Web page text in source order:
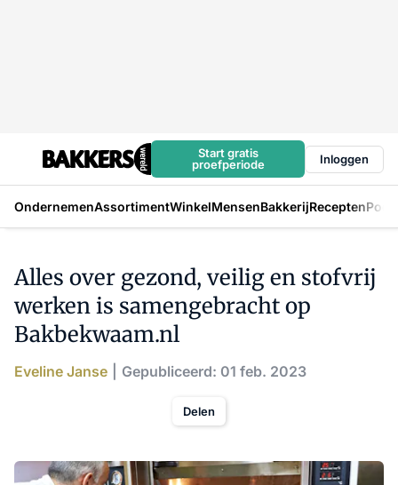
Start gratis
proefperiode
Inloggen
OndernemenAssortimentWinkelMensenBakkerijRecepten
Alles over gezond, veilig en stofvrij
werken is samengebracht op
Bakbekwaam.nl
Eveline Janse Gepubliceerd: 01 feb. 2023
Delen